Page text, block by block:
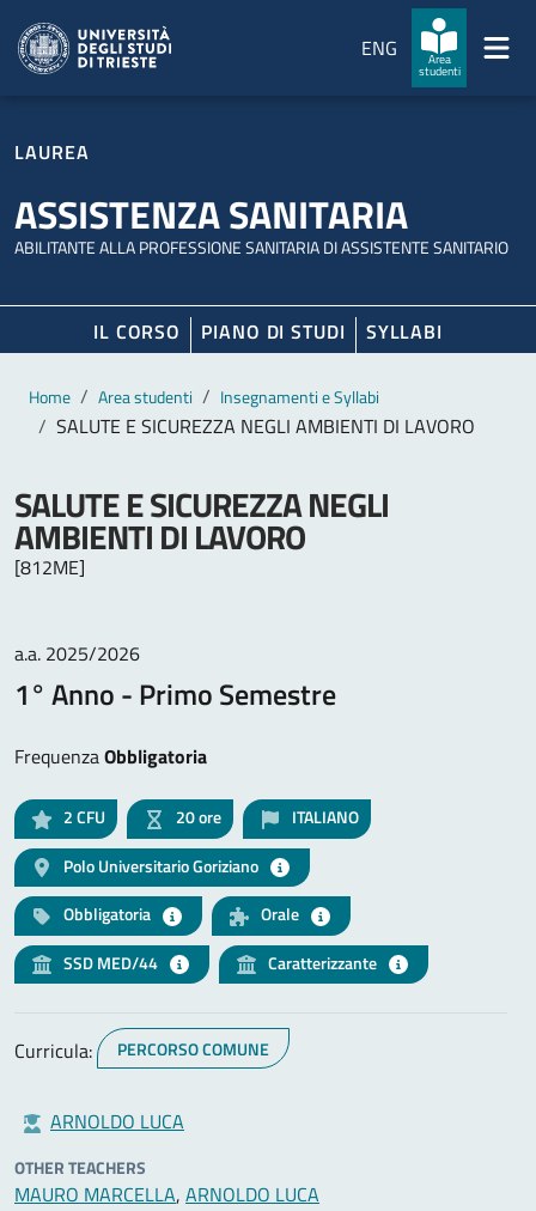
ENG
Area
studenti
LAUREA
ASSISTENZA SANITARIA
ABILITANTE ALLA PROFESSIONE SANITARIA DI ASSISTENTE SANITARIO
IL CORSO PIANO DI STUDI SYLLABI
Contenuto principale
Breadcrumb
Home Area studenti Insegnamenti e Syllabi
SALUTE E SICUREZZA NEGLI AMBIENTI DI LAVORO
SALUTE E SICUREZZA NEGLI
AMBIENTI DI LAVORO
[812ME]
a.a. 2025/2026
1° Anno - Primo Semestre
FrequenzaObbligatoria
2CFU 20 ore
ITALIANO
Polo Universitario Goriziano
Obbligatoria
Orale
SSD MED/44
Caratterizzante
Curricula: PERCORSO COMUNE
ARNOLDO LUCA
OTHER TEACHERS
MAURO MARCELLA, ARNOLDO LUCA